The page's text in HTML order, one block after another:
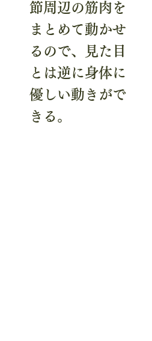
節周辺の筋肉を
まとめて動かせ
るので、見た目
とは逆に身体に
優しい動きがで
きる。